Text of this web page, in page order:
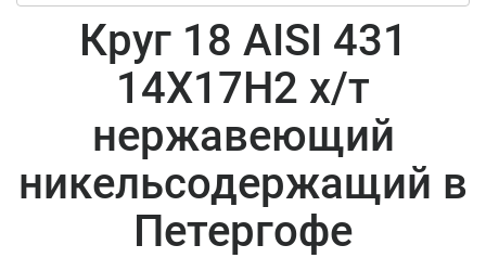
Круг 18 AISI 431
14Х17Н2 х/т
нержавеющий
никельсодержащий в
Петергофе